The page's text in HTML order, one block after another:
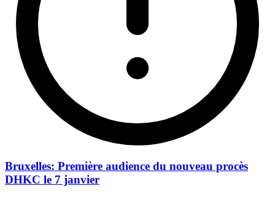
Bruxelles: Première audience du nouveau procès
DHKC le 7 janvier